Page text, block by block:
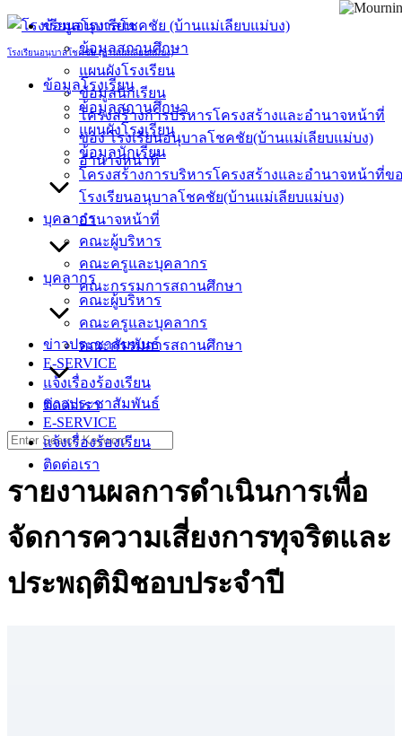
Skip
content
โรงเรียนอนุบาลโชคชัย (บ้านแม่เลียบแม่บง)
ข้อมูลโรงเรียน
ข้อมูลสถานศึกษา
แผนผังโรงเรียน
ข้อมูลนักเรียน
โครงสร้างการบริหารโครงสร้างและอำนาจหน้าที่ข
โรงเรียนอนุบาลโชคชัย(บ้านแม่เลียบแม่บง)
อำนาจหน้าที่
บุคลากร
คณะผู้บริหาร
คณะครูและบุคลากร
คณะกรรมการสถานศึกษา
ข่าวประชาสัมพันธ์
E-SERVICE
แจ้งเรื่องร้องเรียน
ติดต่อเรา
ข้อมูลโรงเรียน
ข้อมูลสถานศึกษา
แผนผังโรงเรียน
ข้อมูลนักเรียน
โครงสร้างการบริหารโครงสร้างและอำนาจหน้าที่
ของ โรงเรียนอนุบาลโชคชัย(บ้านแม่เลียบแม่บง)
อำนาจหน้าที่
บุคลากร
คณะผู้บริหาร
คณะครูและบุคลากร
คณะกรรมการสถานศึกษา
ข่าวประชาสัมพันธ์
E-SERVICE
แจ้งเรื่องร้องเรียน
ติดต่อเรา
Search
for:
รายงานผลการดำเนินการเพื่อ
จัดการความเสี่ยงการทุจริตและ
ประพฤติมิชอบประจำปี